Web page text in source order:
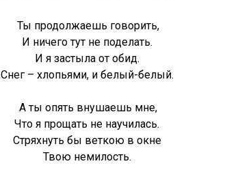
Ты продолжаешь говорить,
И ничего тут не поделать.
И я застыла от обид.
Снег – хлопьями, и белый-белый.
А ты опять внушаешь мне,
Что я прощать не научилась.
Стряхнуть бы веткою в окне
Твою немилость.